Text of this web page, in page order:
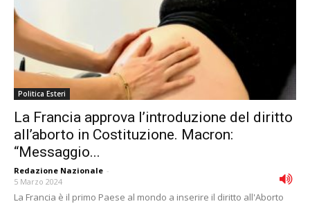
Politica Esteri
La Francia approva l’introduzione del diritto
all’aborto in Costituzione. Macron:
“Messaggio...
Redazione Nazionale -
5 Marzo 2024
La Francia è il primo Paese al mondo a inserire il diritto all'Aborto